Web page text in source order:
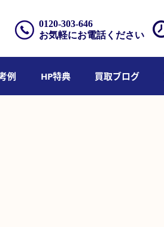
0120-303-646
お気軽にお電話ください
例 HP特典 買取ブログ